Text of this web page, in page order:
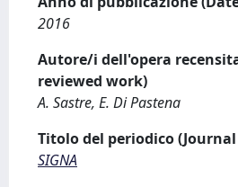
2016
Autore/i dell'opera
reviewed work)
A. Sastre, E. Di Pastena
Titolo del periodico
SIGNA